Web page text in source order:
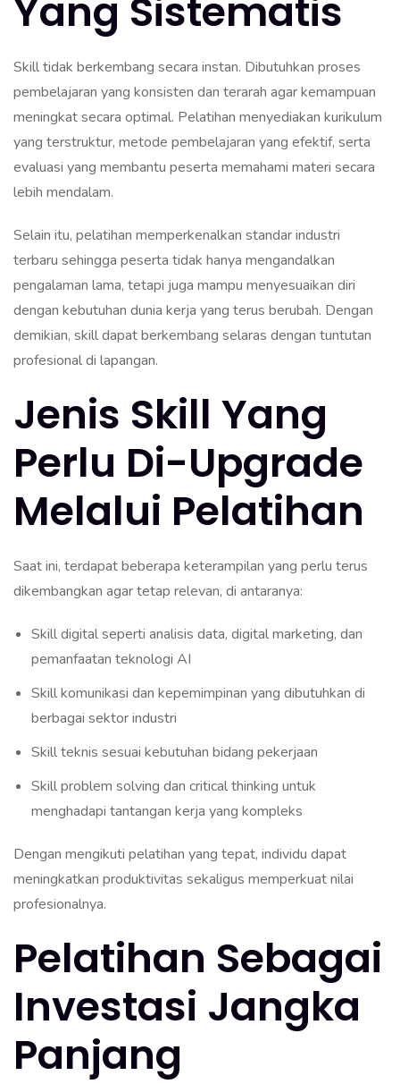
Yang Sistematis
Skill tidak berkembang secara instan. Dibutuhkan proses
pembelajaran yang konsisten dan terarah agar kemampuan
meningkat secara optimal. Pelatihan menyediakan kurikulum
yang terstruktur, metode pembelajaran yang efektif, serta
evaluasi yang membantu peserta memahami materi secara
lebih mendalam.
Selain itu, pelatihan memperkenalkan standar industri
terbaru sehingga peserta tidak hanya mengandalkan
pengalaman lama, tetapi juga mampu menyesuaikan diri
dengan kebutuhan dunia kerja yang terus berubah. Dengan
demikian, skill dapat berkembang selaras dengan tuntutan
profesional di lapangan.
Jenis Skill Yang
Perlu Di-Upgrade
Melalui Pelatihan
Saat ini, terdapat beberapa keterampilan yang perlu terus
dikembangkan agar tetap relevan, di antaranya:
Skill digital seperti analisis data, digital marketing, dan
pemanfaatan teknologi AI
Skill komunikasi dan kepemimpinan yang dibutuhkan di
berbagai sektor industri
Skill teknis sesuai kebutuhan bidang pekerjaan
Skill problem solving dan critical thinking untuk
menghadapi tantangan kerja yang kompleks
Dengan mengikuti pelatihan yang tepat, individu dapat
meningkatkan produktivitas sekaligus memperkuat nilai
profesionalnya.
Pelatihan Sebagai
Investasi Jangka
Panjang